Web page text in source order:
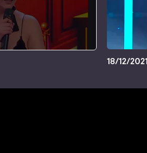
18/12/2021